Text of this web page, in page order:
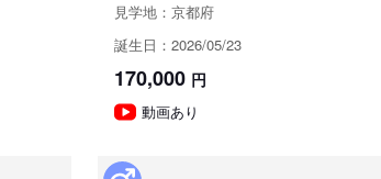
見学地：京都府
誕生日：2026/05/23
170,000 円
動画あり